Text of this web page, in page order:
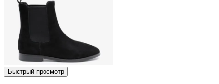
Быстрый просмотр